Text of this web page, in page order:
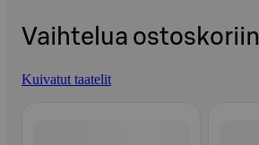
Vaihtelua ostoskoriin
Kuivatut taatelit